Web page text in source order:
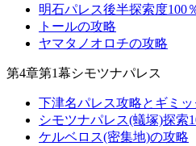
明石パレス後半探索度100
トールの攻略
ヤマタノオロチの攻略
第4章第1幕シモツナパレス
下津名パレス攻略とギミッ
シモツナパレス(蟻塚)探索
ケルベロス(密集地)の攻略